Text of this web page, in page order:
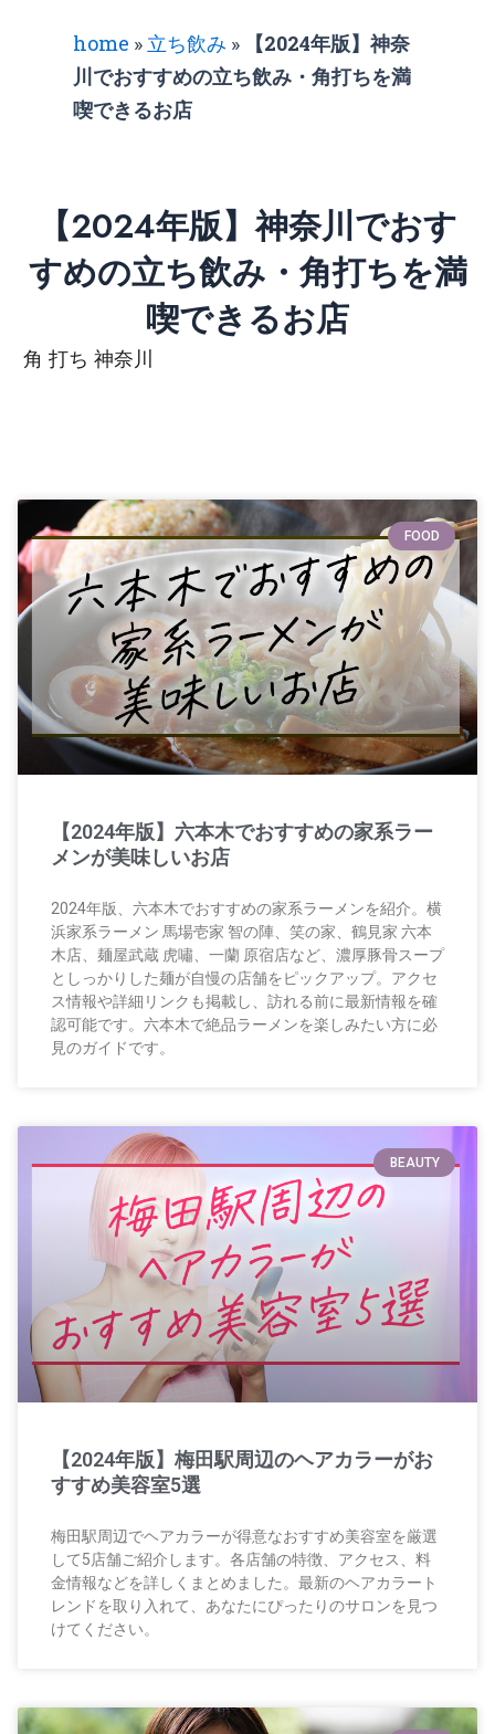
home » 立ち飲み »
【2024年版】神奈
川でおすすめの立ち飲み・角打ちを満
喫できるお店
【2024年版】神奈川でおす
すめの立ち飲み・角打ちを満
喫できるお店
角 打ち 神奈川
FOOD
【2024年版】六本木でおすすめの家系ラー
メンが美味しいお店
2024年版、六本木でおすすめの家系ラーメンを紹介。横
浜家系ラーメン 馬場壱家 智の陣、笑の家、鶴見家 六本
木店、麺屋武蔵 虎嘯、一蘭 原宿店など、濃厚豚骨スープ
としっかりした麺が自慢の店舗をピックアップ。アクセ
ス情報や詳細リンクも掲載し、訪れる前に最新情報を確
認可能です。六本木で絶品ラーメンを楽しみたい方に必
見のガイドです。
BEAUTY
【2024年版】梅田駅周辺のヘアカラーがお
すすめ美容室5選
梅田駅周辺でヘアカラーが得意なおすすめ美容室を厳選
して5店舗ご紹介します。各店舗の特徴、アクセス、料
金情報などを詳しくまとめました。最新のヘアカラート
レンドを取り入れて、あなたにぴったりのサロンを見つ
けてください。